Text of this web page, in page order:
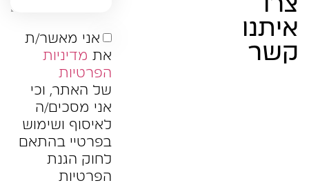
איתנו
קשר
אני מאשר/ת
את מדיניות
הפרטיות
של האתר, וכי
אני מסכים/ה
לאיסוף ושימוש
בפרטיי בהתאם
לחוק הגנת
הפרטיות